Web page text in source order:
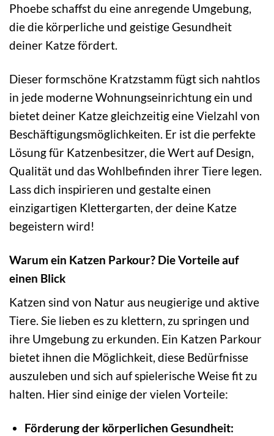
Phoebe schaffst du eine anregende Umgebung,
die die körperliche und geistige Gesundheit
deiner Katze fördert.
Dieser formschöne Kratzstamm fügt sich nahtlos
in jede moderne Wohnungseinrichtung ein und
bietet deiner Katze gleichzeitig eine Vielzahl von
Beschäftigungsmöglichkeiten. Er ist die perfekte
Lösung für Katzenbesitzer, die Wert auf Design,
Qualität und das Wohlbefinden ihrer Tiere legen.
Lass dich inspirieren und gestalte einen
einzigartigen Klettergarten, der deine Katze
begeistern wird!
Warum ein Katzen Parkour? Die Vorteile auf
einen Blick
Katzen sind von Natur aus neugierige und aktive
Tiere. Sie lieben es zu klettern, zu springen und
ihre Umgebung zu erkunden. Ein Katzen Parkour
bietet ihnen die Möglichkeit, diese Bedürfnisse
auszuleben und sich auf spielerische Weise fit zu
halten. Hier sind einige der vielen Vorteile:
Förderung der körperlichen Gesundheit: